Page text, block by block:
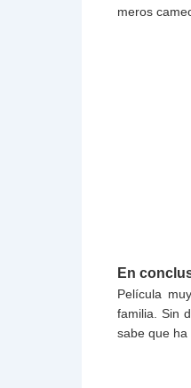
meros
En
Película
familia. Sin
sabe que ha